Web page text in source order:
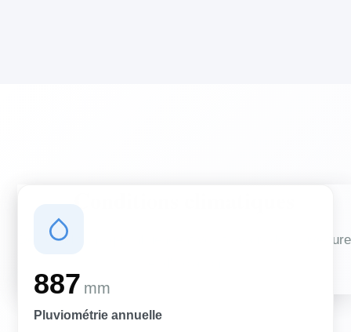
Des conditions qui influencent vos travaux de couverture
887 mm
Pluviométrie annuelle